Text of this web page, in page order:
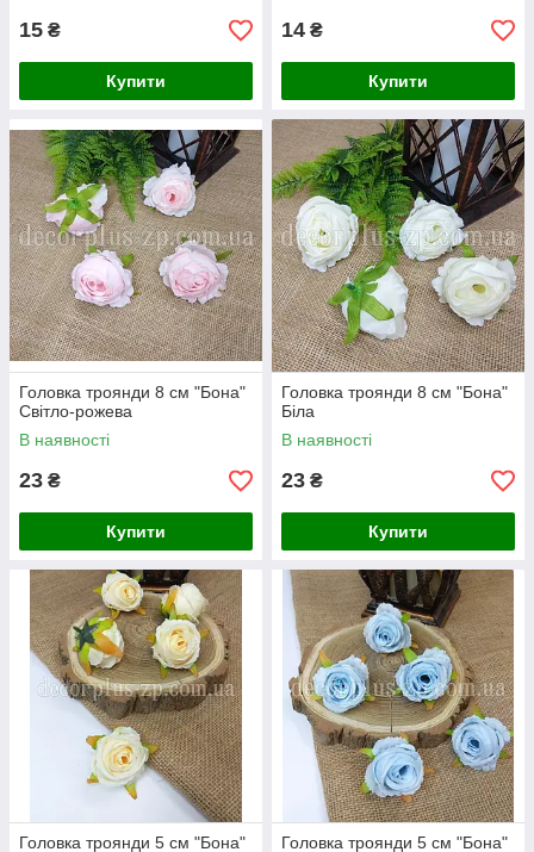
15 ₴
Купити
14 ₴
Купити
Головка троянди 8 см "Бона"
Світло-рожева
В наявності
23 ₴
Купити
Головка троянди 8 см "Бона"
Біла
В наявності
23 ₴
Купити
Головка троянди 5 см "Бона"
Головка троянди 5 см "Бона"